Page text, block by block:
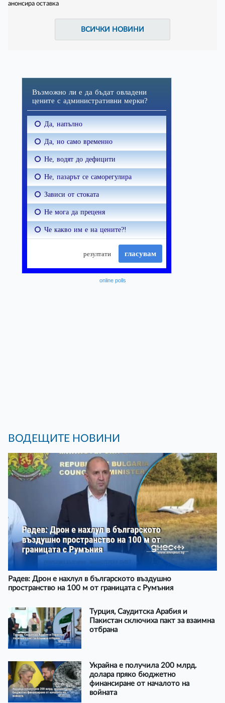
анонсира оставка
ВСИЧКИ НОВИНИ
online polls
ВОДЕЩИТЕ НОВИНИ
Радев: Дрон е нахлул в българското въздушно
пространство на 100 м от границата с Румъния
Турция, Саудитска Арабия и
Пакистан сключиха пакт за взаимна
отбрана
Украйна е получила 200 млрд.
долара пряко бюджетно
финансиране от началото на
войната